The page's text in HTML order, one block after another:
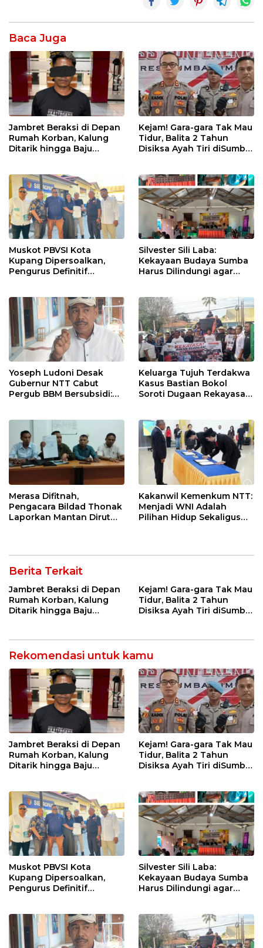
Baca Juga
Jambret Beraksi di Depan
Rumah Korban, Kalung
Ditarik hingga Baju
Kejam! Gara-gara Tak Mau
Tidur, Balita 2 Tahun
Disiksa Ayah Tiri diSumba
hingga Direndam Air Es
Muskot PBVSI Kota
Kupang Dipersoalkan,
Pengurus Definitif
Silvester Sili Laba:
Kekayaan Budaya Sumba
Harus Dilindungi agar
Yoseph Ludoni Desak
Gubernur NTT Cabut
Pergub BBM Bersubsidi:
Keluarga Tujuh Terdakwa
Kasus Bastian Bokol
Soroti Dugaan Rekayasa
Merasa Difitnah,
Pengacara Bildad Thonak
Laporkan Mantan Dirut
Kakanwil Kemenkum NTT:
Menjadi WNI Adalah
Pilihan Hidup Sekaligus
Berita Terkait
Jambret Beraksi di Depan
Rumah Korban, Kalung
Ditarik hingga Baju
Kejam! Gara-gara Tak Mau
Tidur, Balita 2 Tahun
Disiksa Ayah Tiri diSumba
hingga Direndam Air Es
Rekomendasi untuk kamu
Jambret Beraksi di Depan
Rumah Korban, Kalung
Ditarik hingga Baju
Kejam! Gara-gara Tak Mau
Tidur, Balita 2 Tahun
Disiksa Ayah Tiri diSumba
hingga Direndam Air Es
Muskot PBVSI Kota
Kupang Dipersoalkan,
Pengurus Definitif
Silvester Sili Laba:
Kekayaan Budaya Sumba
Harus Dilindungi agar